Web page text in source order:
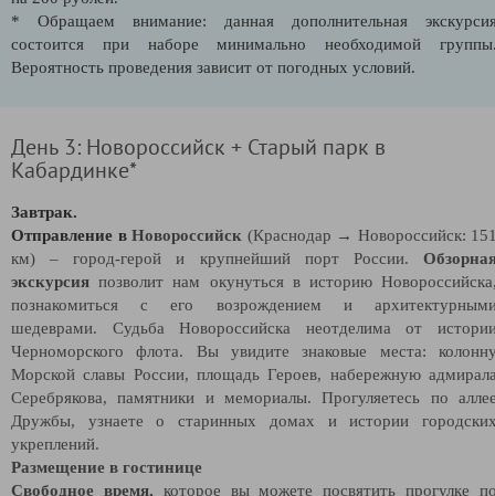
* Обращаем внимание: данная дополнительная
состоится при наборе минимально необходимой
Вероятность проведения зависит от погодных условий.
День 3: Новороссийск + Старый парк в
Кабардинке*
Завтрак.
Отправление в Новороссийск (Краснодар → Новороссийск:
км)– город-герой и крупнейший порт России.
экскурсия позволит нам окунуться в историю
познакомиться с его возрождением и
шедеврами. Судьба Новороссийска неотделима от
Черноморского флота. Вы увидите знаковые места:
Морской славы России, площадь Героев, набережную
Серебрякова, памятники и мемориалы. Прогуляетесь по
Дружбы, узнаете о старинных домах и истории
укреплений.
Размещение в гостинице
Свободное время,
которое вы можете посвятить прогулке